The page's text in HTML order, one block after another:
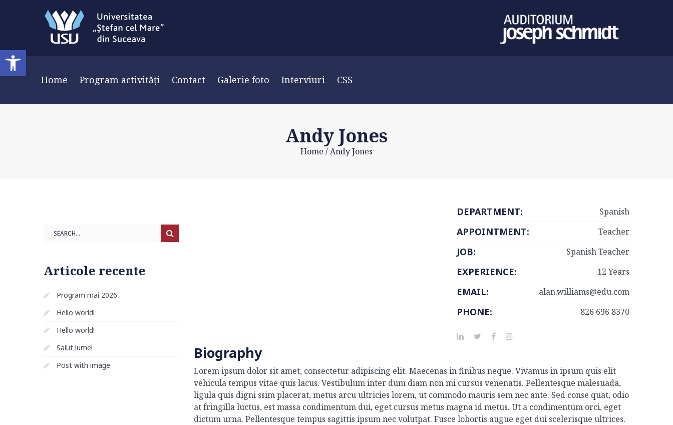
Deschide bara de unelte
Home Program activități Contact Galerie foto Interviuri CSS
Andy Jones
Home /Andy Jones
DEPARTMENT: Spanish
APPOINTMENT: Teacher
JOB: Spanish Teacher
EXPERIENCE: 12 Years
EMAIL: alan.williams@edu.com
PHONE: 826 696 8370
Biography
Lorem ipsum dolor sit amet, consectetur adipiscing elit. Maecenas in finibus neque. Vivamus in ipsum quis elit
vehicula tempus vitae quis lacus. Vestibulum inter dum diam non mi cursus venenatis. Pellentesque malesuada,
ligula quis digni ssim placerat, metus arcu ultricies lorem, ut commodo mauris sem nec ante. Sed conse quat, odio
at fringilla luctus, est massa condimentum dui, eget cursus metus magna id metus. Ut a condimentum orci, eget
dictum urna. Pellentesque tempus sagittis ipsum nec volutpat. Fusce lobortis augue eget dui scelerisque ultrices.
Search
Articole recente
Program mai 2026
Hello world!
Hello world!
Salut lume!
Post with image